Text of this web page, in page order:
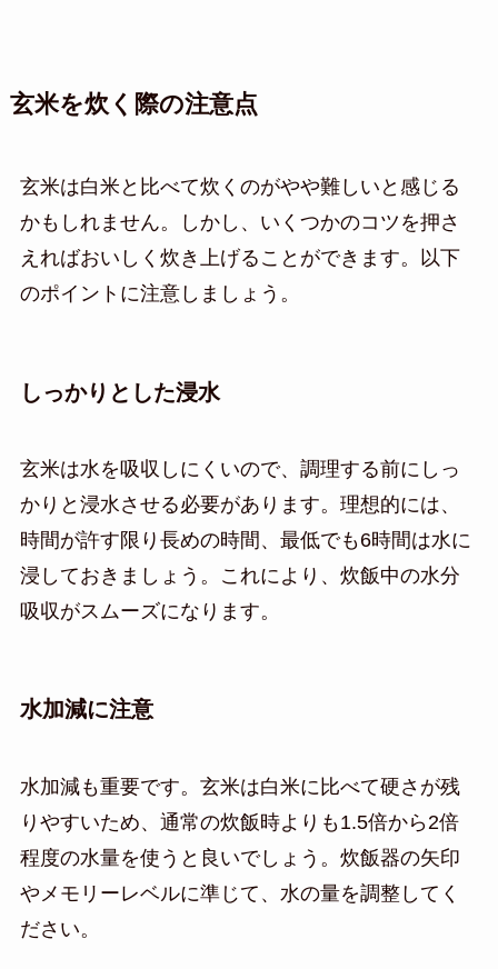
玄米を炊く際の注意点
玄米は白米と比べて炊くのがやや難しいと感じる
かもしれません。しかし、いくつかのコツを押さ
えればおいしく炊き上げることができます。以下
のポイントに注意しましょう。
しっかりとした浸水
玄米は水を吸収しにくいので、調理する前にしっ
かりと浸水させる必要があります。理想的には、
時間が許す限り長めの時間、最低でも6時間は水に
浸しておきましょう。これにより、炊飯中の水分
吸収がスムーズになります。
水加減に注意
水加減も重要です。玄米は白米に比べて硬さが残
りやすいため、通常の炊飯時よりも1.5倍から2倍
程度の水量を使うと良いでしょう。炊飯器の矢印
やメモリーレベルに準じて、水の量を調整してく
ださい。